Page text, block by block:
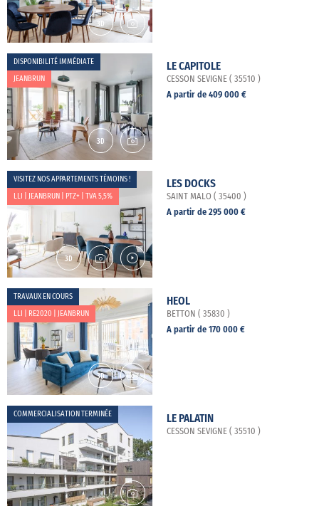
DISPONIBILITÉ IMMÉDIATE
JEANBRUN
LE CAPITOLE
CESSON SEVIGNE ( 35510 )
A partir de 409 000 €
VISITEZ NOS APPARTEMENTS TÉMOINS !
LLI | JEANBRUN | PTZ+ | TVA 5,5%
LES DOCKS
SAINT MALO ( 35400 )
A partir de 295 000 €
TRAVAUX EN COURS
LLI | RE2020 | JEANBRUN
HEOL
BETTON ( 35830 )
A partir de 170 000 €
COMMERCIALISATION TERMINÉE LE PALATIN
CESSON SEVIGNE ( 35510 )